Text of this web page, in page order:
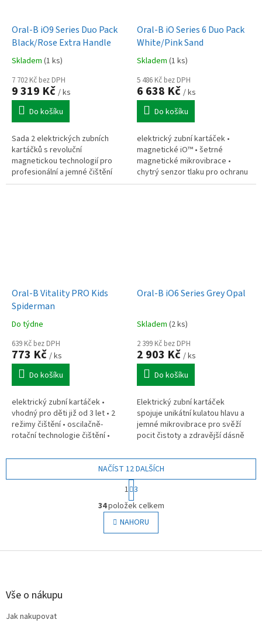
Oral-B iO9 Series Duo Pack
Black/Rose Extra Handle
Skladem (1 ks)
7 702 Kč bez DPH
9 319 Kč / ks
Do košíku
Sada 2 elektrických zubních
kartáčků s revoluční
magnetickou technologií pro
profesionální a jemné čištění
zubů. Oral-B iO Series 9 Duo
Oral-B iO Series 6 Duo Pack
White/Pink Sand
Skladem (1 ks)
5 486 Kč bez DPH
6 638 Kč / ks
Do košíku
elektrický zubní kartáček •
magnetické iO™ • šetrné
magnetické mikrovibrace •
chytrý senzor tlaku pro ochranu
dásní • 5 personalizovaných
Oral-B Vitality PRO Kids
Spiderman
Do týdne
639 Kč bez DPH
773 Kč / ks
Do košíku
elektrický zubní kartáček •
vhodný pro děti již od 3 let • 2
režimy čištění • oscilačně-
rotační technologie čištění •
kartáčková hlava • vodotěsná...
Oral-B iO6 Series Grey Opal
Skladem (2 ks)
2 399 Kč bez DPH
2 903 Kč / ks
Do košíku
Elektrický zubní kartáček
spojuje unikátní kulatou hlavu a
jemné mikrovibrace pro svěží
pocit čistoty a zdravější dásně
Series 6 Grey Opal...
O
v
l
á
a
NAČÍST 12 DALŠÍCH
S
t
r
á
n
k
v
1 3
34položek celkem
NAHORU
Z
Vše o nákupu
Jak nakupovat